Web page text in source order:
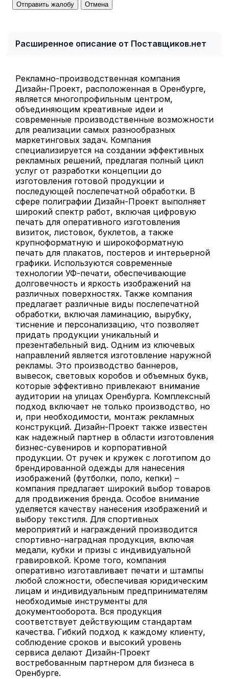
Отправить жалобу Отмена
Расширенное описание от Поставщиков.нет
Рекламно-производственная компания
Дизайн-Проект, расположенная в Оренбурге,
является многопрофильным центром,
объединяющим креативные идеи и
современные производственные возможности
для реализации самых разнообразных
маркетинговых задач. Компания
специализируется на создании эффективных
рекламных решений, предлагая полный цикл
услуг от разработки концепции до
изготовления готовой продукции и
последующей послепечатной обработки. В
сфере полиграфии Дизайн-Проект выполняет
широкий спектр работ, включая цифровую
печать для оперативного изготовления
визиток, листовок, буклетов, а также
крупноформатную и широкоформатную
печать для плакатов, постеров и интерьерной
графики. Используются современные
технологии УФ-печати, обеспечивающие
долговечность и яркость изображений на
различных поверхностях. Также компания
предлагает различные виды послепечатной
обработки, включая ламинацию, вырубку,
тиснение и персонализацию, что позволяет
придать продукции уникальный и
презентабельный вид. Одним из ключевых
направлений является изготовление наружной
рекламы. Это производство баннеров,
вывесок, световых коробов и объемных букв,
которые эффективно привлекают внимание
аудитории на улицах Оренбурга. Комплексный
подход включает не только производство, но
и, при необходимости, монтаж рекламных
конструкций. Дизайн-Проект также известен
как надежный партнер в области изготовления
бизнес-сувениров и корпоративной
продукции. От ручек и кружек с логотипом до
брендированной одежды для нанесения
изображений (футболки, поло, кепки) –
компания предлагает широкий выбор товаров
для продвижения бренда. Особое внимание
уделяется качеству нанесения изображений и
выбору текстиля. Для спортивных
мероприятий и награждений производится
спортивно-наградная продукция, включая
медали, кубки и призы с индивидуальной
гравировкой. Кроме того, компания
оперативно изготавливает печати и штампы
любой сложности, обеспечивая юридическим
лицам и индивидуальным предпринимателям
необходимые инструменты для
документооборота. Вся продукция
соответствует действующим стандартам
качества. Гибкий подход к каждому клиенту,
соблюдение сроков и высокий уровень
сервиса делают Дизайн-Проект
востребованным партнером для бизнеса в
Оренбурге.